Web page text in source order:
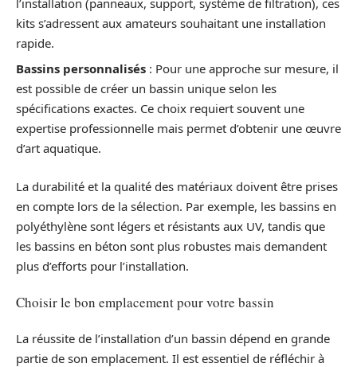
kits s’adressent aux amateurs souhaitant une installation
rapide.
Bassins personnalisés : Pour une approche sur mesure, il
est possible de créer un bassin unique selon les
spécifications exactes. Ce choix requiert souvent une
expertise professionnelle mais permet d’obtenir une œuvre
d’art aquatique.
La durabilité et la qualité des matériaux doivent être prises
en compte lors de la sélection. Par exemple, les bassins en
polyéthylène sont légers et résistants aux UV, tandis que
les bassins en béton sont plus robustes mais demandent
plus d’efforts pour l’installation.
Choisir le bon emplacement pour votre bassin
La réussite de l’installation d’un bassin dépend en grande
partie de son emplacement. Il est essentiel de réfléchir à